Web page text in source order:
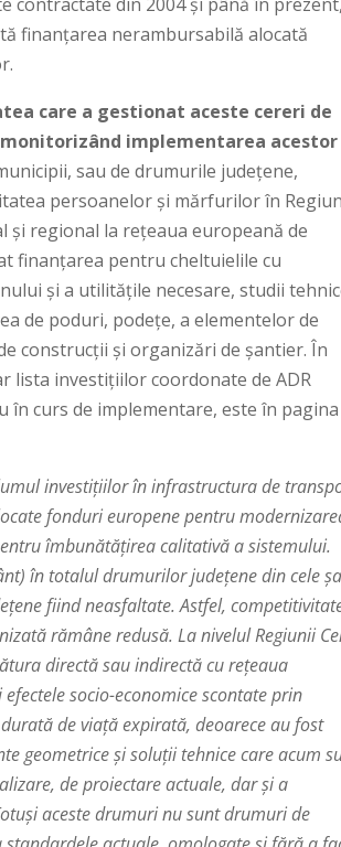
finanțarea nerambursabilă alocată
care a gestionat aceste cereri de
implementarea acestor
sau de drumurile județene,
persoanelor și mărfurilor în
regional la rețeaua europeană de
finanțarea pentru cheltuielile cu
și a utilitățile necesare, studii
de poduri, podețe, a elementelor de
construcții și organizări de șantier. În
lista investițiilor coordonate de ADR
în curs de implementare, este în pagina
investițiilor în infrastructura de
fonduri europene pentru
îmbunătățirea calitativă a sistemului.
în totalul drumurilor județene din cele
fiind neasfaltate. Astfel,
rămâne redusă. La nivelul Regiunii
directă sau indirectă cu rețeaua
socio-economice scontate prin
de viață expirată, deoarece au fost
geometrice și soluții tehnice care acum
de proiectare actuale, dar și a
aceste drumuri nu sunt drumuri de